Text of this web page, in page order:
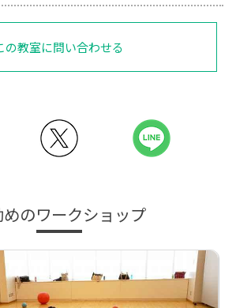
の教室に問い合わせる
めのワークショップ